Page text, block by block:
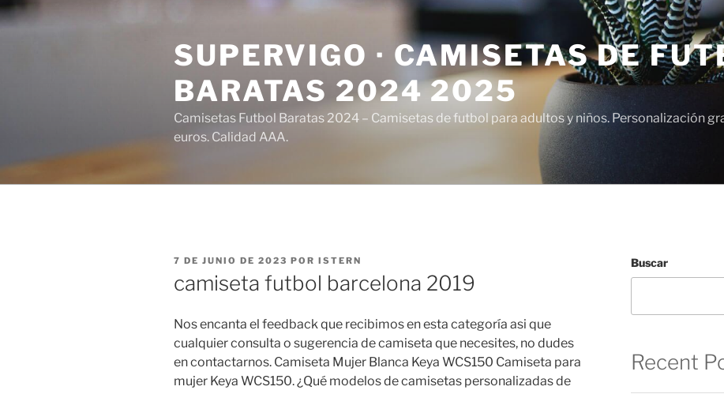
Saltar
al
SUPERVIGO · CAMISETAS DE
BARATAS 2024 2025
Camisetas Futbol Baratas 2024 – Camisetas de futbol para adultos y niños. Personalización
euros. Calidad AAA.
PUBLICADO
7 DE JUNIO DE 2023 POR ISTERN
camiseta futbol barcelona 2019
Nos encanta el feedback que recibimos en esta categoría asi que
cualquier consulta o sugerencia de camiseta que necesites, no dudes
en contactarnos. Camiseta Mujer Blanca Keya WCS150 Camiseta para
mujer Keya WCS150. ¿Qué modelos de camisetas personalizadas de
Buscar
Recent